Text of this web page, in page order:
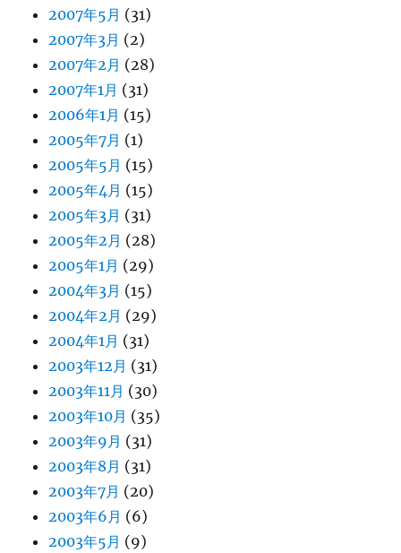
2007年5月 (31)
2007年3月 (2)
2007年2月 (28)
2007年1月 (31)
2006年1月 (15)
2005年7月 (1)
2005年5月 (15)
2005年4月 (15)
2005年3月 (31)
2005年2月 (28)
2005年1月 (29)
2004年3月 (15)
2004年2月 (29)
2004年1月 (31)
2003年12月 (31)
2003年11月 (30)
2003年10月 (35)
2003年9月 (31)
2003年8月 (31)
2003年7月 (20)
2003年6月 (6)
2003年5月 (9)